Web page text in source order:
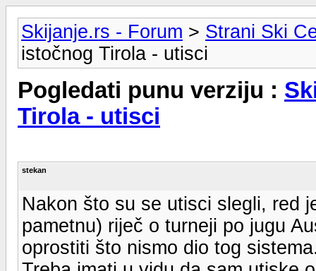
Skijanje.rs - Forum > Strani Ski
istočnog Tirola - utisci
Pogledati punu verziju :
Tirola - utisci
stekan
Nakon što su se utisci slegli, red
pametnu) riječ o turneji po jugu
oprostiti što nismo dio tog